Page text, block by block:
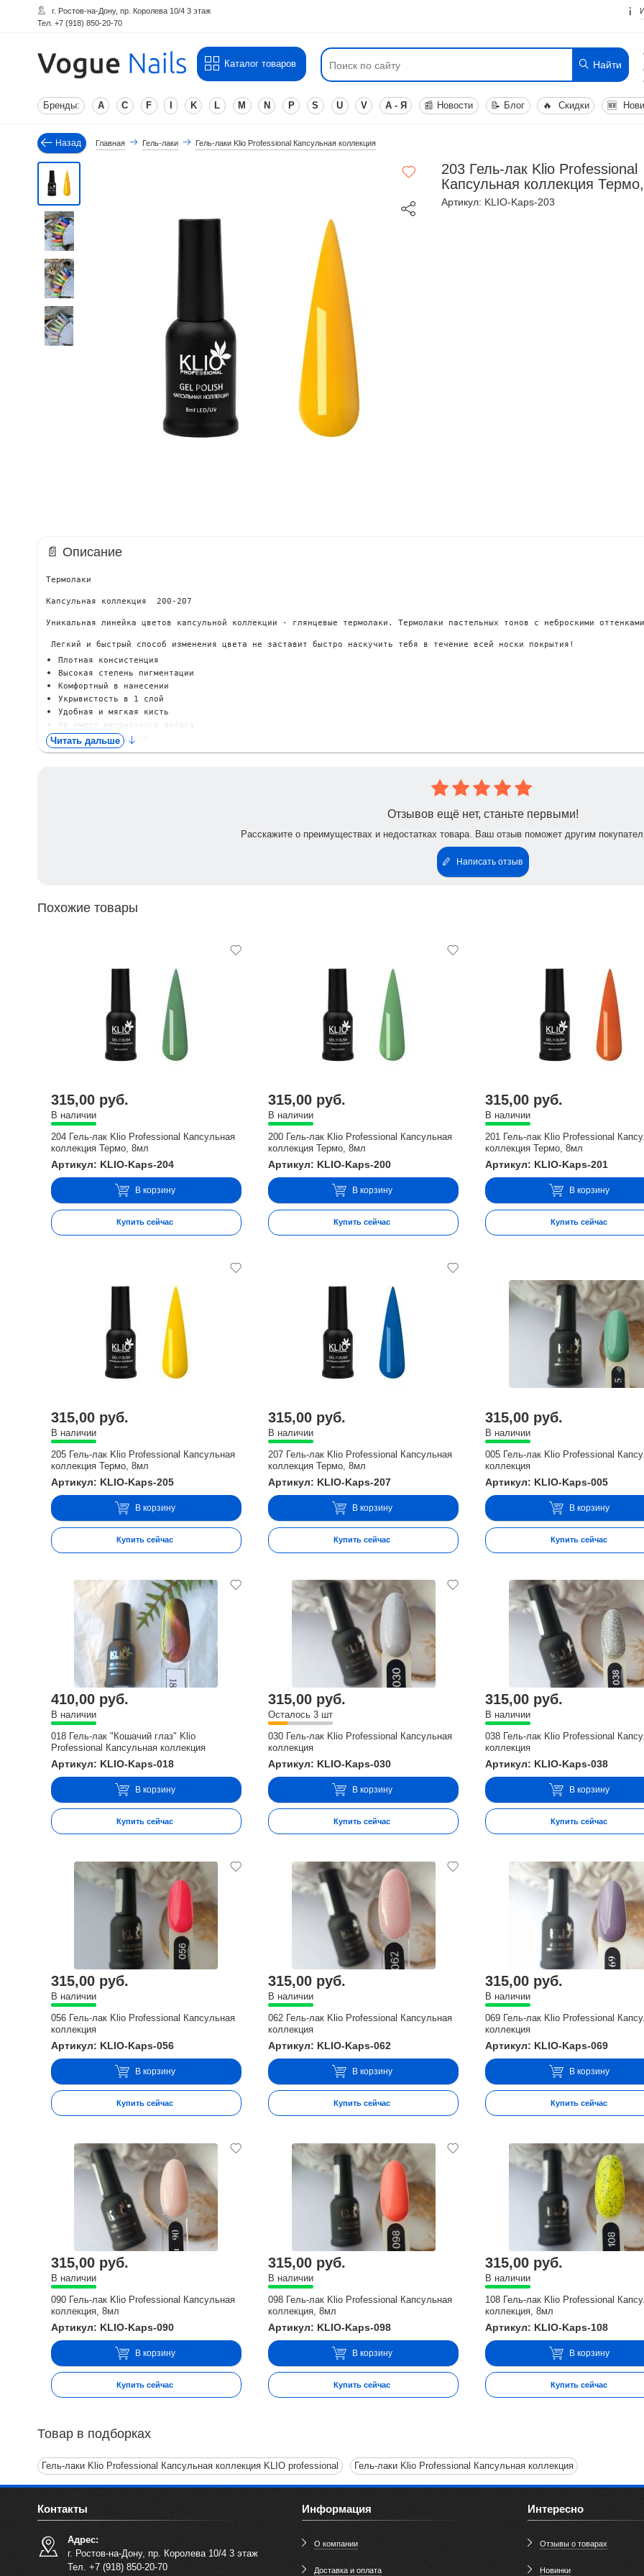
г. Ростов-на-Дону, пр. Королева 10/4 3 этаж
Тел. +7 (918) 850-20-70
Каталог товаров Найти
Бренды: A C F K L M N P S U V А - Я 📰 Новости 📝 Блог 🔥 Скидки 🆕
Назад Главная Гель-лаки Гель-лаки Klio Professional Капсульная коллекция
203 Гель-лак Klio Professional
Капсульная коллекция
Артикул: KLIO-Kaps-203
📄 Описание
Термолаки
Капсульная коллекция  200-207
Уникальная линейка цветов капсульной коллекции - глянцевые термолаки. Термолаки пастельных тонов с неброскими
Легкий и быстрый способ изменения цвета не заставит быстро наскучить тебя в течение всей носки покрытия!
Плотная консистенция
Высокая степень пигментации
Комфортный в нанесении
Укрывистость в 1 слой
Удобная и мягкая кисть
Экономичный расход
2. Перекройте топом гель-лаковое покрытие, полимеризуйте в LED-лампе 30 секунд, в UV-лампе – 2 минуты.
Цвет может немного отличаться от оригинала, на это влияет цветопередача Вашего устройства.
Читать дальше
Отзывов ещё нет, станьте первыми!
Расскажите о преимуществах и недостатках товара. Ваш отзыв поможет другим
Написать отзыв
Похожие товары
315,00 руб.
В наличии
204 Гель-лак Klio Professional Капсульная
коллекция Термо, 8мл
Артикул: KLIO-Kaps-204
В корзину
Купить сейчас
315,00 руб.
В наличии
200 Гель-лак Klio Professional Капсульная
коллекция Термо, 8мл
Артикул: KLIO-Kaps-200
В корзину
Купить сейчас
315,00 руб.
В наличии
201 Гель-лак Klio Professional
коллекция Термо, 8мл
Артикул: KLIO-Kaps-201
В корзину
Купить сейчас
315,00 руб.
В наличии
205 Гель-лак Klio Professional Капсульная
коллекция Термо, 8мл
Артикул: KLIO-Kaps-205
В корзину
Купить сейчас
315,00 руб.
В наличии
207 Гель-лак Klio Professional Капсульная
коллекция Термо, 8мл
Артикул: KLIO-Kaps-207
В корзину
Купить сейчас
315,00 руб.
В наличии
005 Гель-лак Klio Professional
коллекция
Артикул: KLIO-Kaps-005
В корзину
Купить сейчас
410,00 руб.
В наличии
018 Гель-лак "Кошачий глаз" Klio
Professional Капсульная коллекция
Артикул: KLIO-Kaps-018
В корзину
Купить сейчас
315,00 руб.
Осталось 3 шт
030 Гель-лак Klio Professional Капсульная
коллекция
Артикул: KLIO-Kaps-030
В корзину
Купить сейчас
315,00 руб.
В наличии
038 Гель-лак Klio Professional
коллекция
Артикул: KLIO-Kaps-038
В корзину
Купить сейчас
315,00 руб.
В наличии
056 Гель-лак Klio Professional Капсульная
коллекция
Артикул: KLIO-Kaps-056
В корзину
Купить сейчас
315,00 руб.
В наличии
062 Гель-лак Klio Professional Капсульная
коллекция
Артикул: KLIO-Kaps-062
В корзину
Купить сейчас
315,00 руб.
В наличии
069 Гель-лак Klio Professional
коллекция
Артикул: KLIO-Kaps-069
В корзину
Купить сейчас
315,00 руб.
В наличии
090 Гель-лак Klio Professional Капсульная
коллекция, 8мл
Артикул: KLIO-Kaps-090
В корзину
Купить сейчас
315,00 руб.
В наличии
098 Гель-лак Klio Professional Капсульная
коллекция, 8мл
Артикул: KLIO-Kaps-098
В корзину
Купить сейчас
315,00 руб.
В наличии
108 Гель-лак Klio Professional
коллекция, 8мл
Артикул: KLIO-Kaps-108
В корзину
Купить сейчас
Товар в подборках
Гель-лаки Klio Professional Капсульная коллекция KLIO professional Гель-лаки Klio Professional Капсульная коллекция
Контакты
Адрес:
г. Ростов-на-Дону, пр. Королева 10/4 3 этаж
Тел. +7 (918) 850-20-70
Информация
О компании
Доставка и оплата
Интересно
Отзывы о товарах
Новинки